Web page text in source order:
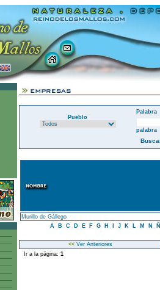
Pueblo
Palabra
palabra
Murillo de Gállego
A
B C D E F G H J K L M N Ñ
<<Ver Anteriores
Ir a la página: 1